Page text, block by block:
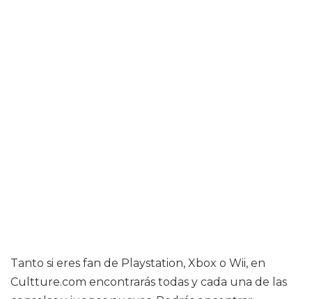
Tanto si eres fan de Playstation, Xbox o Wii, en
Cultture.com encontrarás todas y cada una de las